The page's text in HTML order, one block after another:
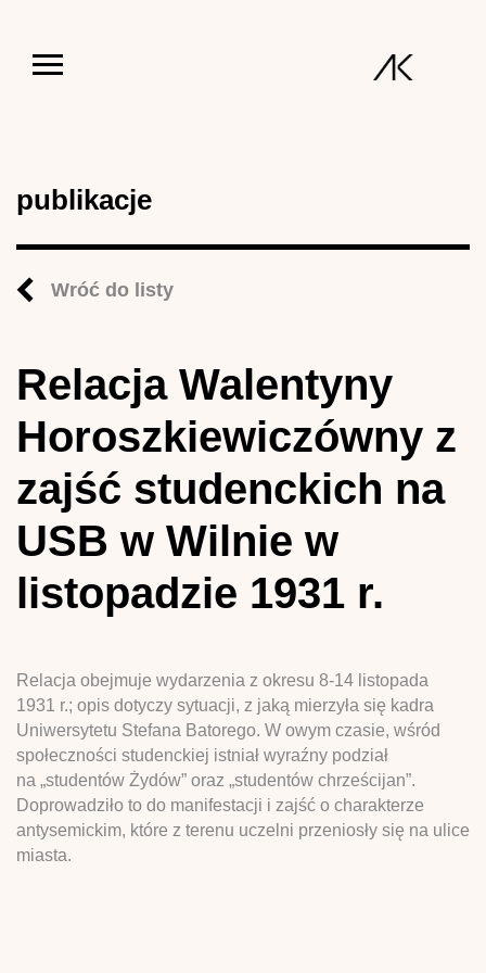
publikacje
Wróć do listy
Relacja Walentyny
Horoszkiewiczówny z
zajść studenckich na
USB w Wilnie w
listopadzie 1931 r.
Relacja obejmuje wydarzenia z okresu 8-14 listopada
1931 r.; opis dotyczy sytuacji, z jaką mierzyła się kadra
Uniwersytetu Stefana Batorego. W owym czasie, wśród
społeczności studenckiej istniał wyraźny podział
na „studentów Żydów” oraz „studentów chrześcijan”.
Doprowadziło to do manifestacji i zajść o charakterze
antysemickim, które z terenu uczelni przeniosły się na ulice
miasta.